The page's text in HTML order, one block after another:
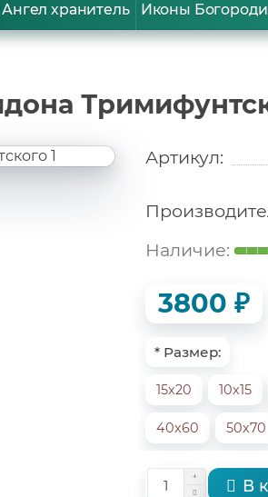
хранитель Иконы
Артикул:
3800 ₽
* Размер:
15х20 10х15
40х60 50х70
В